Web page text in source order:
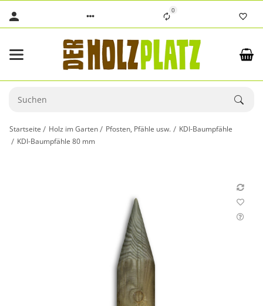
0
Startseite Holz im Garten Pfosten, Pfähle usw.
KDI-Baumpfähle
KDI-Baumpfähle 80 mm